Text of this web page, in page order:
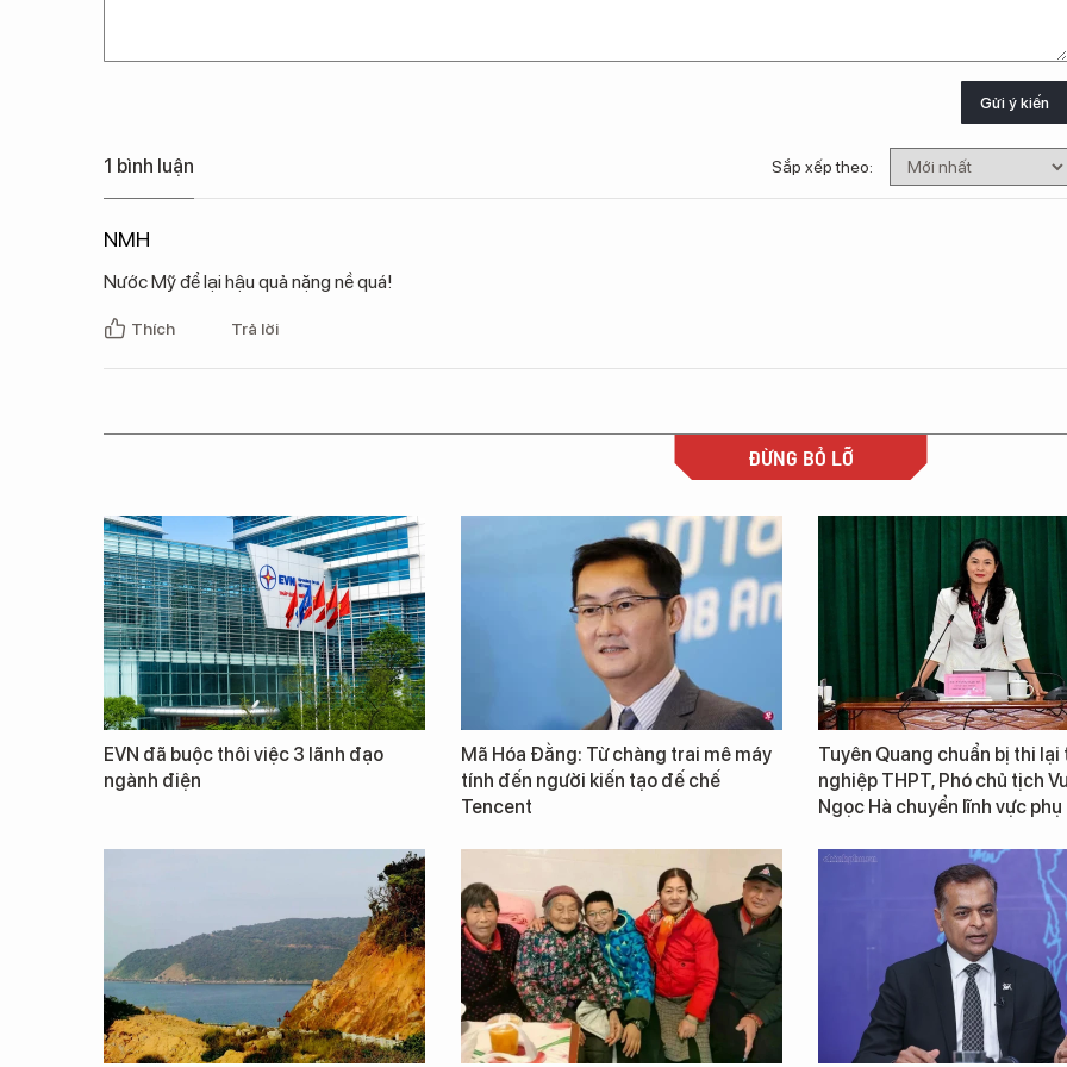
Gửi ý kiến
1 bình luận Sắp xếp theo:
NMH
Nước Mỹ để lại hậu quả nặng nề quá!
Thích Trả lời
ĐỪNG BỎ LỠ
EVN đã buộc thôi việc 3 lãnh đạo
ngành điện
Mã Hóa Đằng: Từ chàng trai mê máy
tính đến người kiến tạo đế chế
Tencent
Tuyên Quang chuẩn bị thi lại
nghiệp THPT, Phó chủ tịch
Ngọc Hà chuyển lĩnh vực